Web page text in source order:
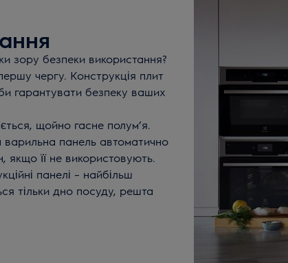
зору безпеки використання?
чергу. Конструкція плит
гарантувати безпеку ваших
щойно гасне полум’я.
варильна панель автоматично
якщо її не використовують.
панелі – найбільш
тільки дно посуду, решта